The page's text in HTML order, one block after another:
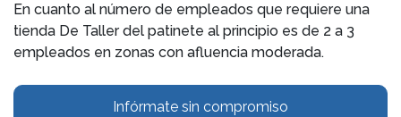
En cuanto al número de empleados que requiere una
tienda De Taller del patinete al principio es de 2 a 3
empleados en zonas con afluencia moderada.
Infórmate sin compromiso